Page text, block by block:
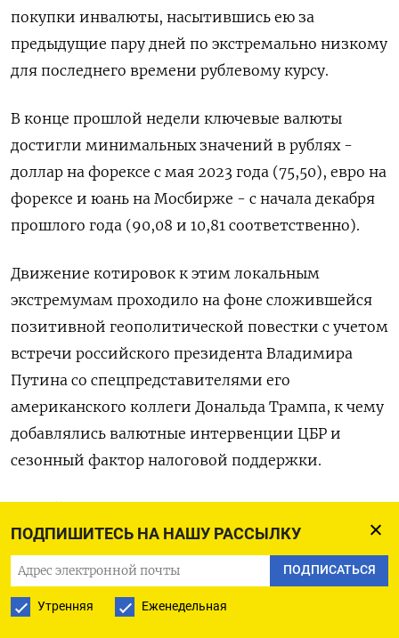
ПОДПИШИТЕСЬ НА НАШУ РАССЫЛКУ
ПОДПИСАТЬСЯ
Утренняя Еженедельная
покупки инвалюты, насытившись ею за
предыдущие пару дней по экстремально низкому
для последнего времени рублевому курсу.
В конце прошлой недели ключевые валюты
достигли минимальных значений в рублях -
доллар на форексе с мая 2023 года (75,50), евро на
форексе и юань на Мосбирже - с начала декабря
прошлого года (90,08 и 10,81 соответственно).
Движение котировок к этим локальным
экстремумам проходило на фоне сложившейся
позитивной геополитической повестки с учетом
встречи российского президента Владимира
‍Путина со спецпредставителями его
американского коллеги Дональда ‍Трампа, к чему
добавлялись валютные интервенции ЦБР и
сезонный фактор налоговой поддержки.
Российским экспортерам завтра проводить
Единый налоговый платеж, к которому они во
второй половине календарного месяца обычно
продают ‍повышенные объемы валютной
выручки.